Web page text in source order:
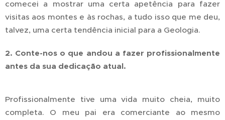
comecei a mostrar uma certa apetência para fazer
visitas aos montes e às rochas, a tudo isso que me deu,
talvez, uma certa tendência inicial para a Geologia.
2. Conte-nos o que andou a fazer profissionalmente
antes da sua dedicação atual.
Profissionalmente tive uma vida muito cheia, muito
completa. O meu pai era comerciante ao mesmo